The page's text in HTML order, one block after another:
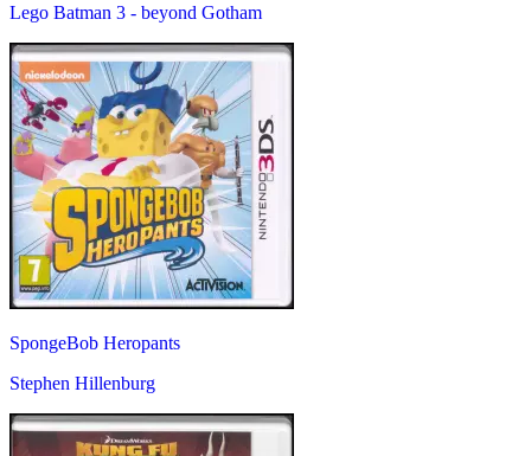
Lego Batman 3 - beyond Gotham
SpongeBob Heropants
Stephen Hillenburg